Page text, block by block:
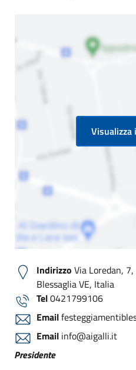
Visualizza
Indirizzo Via Loredan,
Blessaglia VE, Italia
Tel0421799106
Email
Email info@aigalli.it
Presidente